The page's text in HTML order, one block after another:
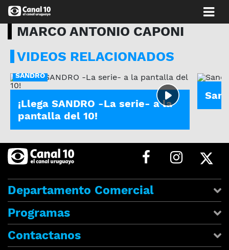
MARCO ANTONIO CAPONI
VIDEOS RELACIONADOS
SANDRO
¡Llega SANDRO -La serie- a la
pantalla del 10!
Departamento Comercial
Programas
Contactanos